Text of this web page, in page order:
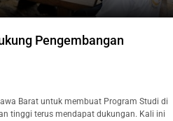
Pengembangan
Barat untuk membuat Program Studi di
tinggi terus mendapat dukungan. Kali ini